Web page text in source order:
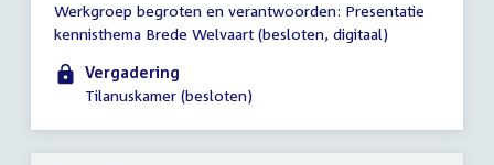
vergadering
12:00
13:00
Werkgroep begroten en verantwoorden: Presentatie
kennisthema Brede Welvaart (besloten, digitaal)
Vergadering
Tilanuskamer (besloten)